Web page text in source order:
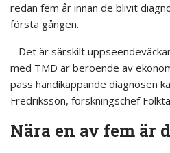
redan fem år innan de blivit
första gången.
– Det är särskilt
med TMD är beroende av
pass handikappande diagnosen
Fredriksson, forskningschef
Nära en av fem är